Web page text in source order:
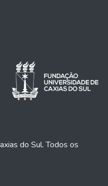
do Sul. Todos os